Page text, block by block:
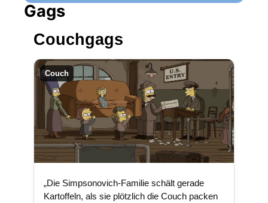
Gags
Couchgags
Couch
„Die Simpsonovich-Familie schält gerade
Kartoffeln, als sie plötzlich die Couch packen